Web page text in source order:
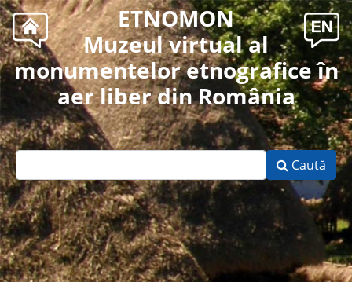
ETNOMON
Muzeul virtual al
monumentelor etnografice în
aer liber din România
Caută